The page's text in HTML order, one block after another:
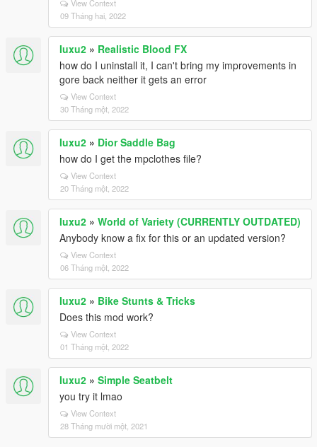
View Context
09 Tháng hai, 2022
Iuxu2 » Realistic Blood FX
how do I uninstall it, I can't bring my improvements in
gore back neither it gets an error
View Context
30 Tháng một, 2022
Iuxu2 » Dior Saddle Bag
how do I get the mpclothes file?
View Context
20 Tháng một, 2022
Iuxu2 » World of Variety (CURRENTLY OUTDATED)
Anybody know a fix for this or an updated version?
View Context
06 Tháng một, 2022
Iuxu2 » Bike Stunts & Tricks
Does this mod work?
View Context
01 Tháng một, 2022
Iuxu2 » Simple Seatbelt
you try it lmao
View Context
28 Tháng mười một, 2021